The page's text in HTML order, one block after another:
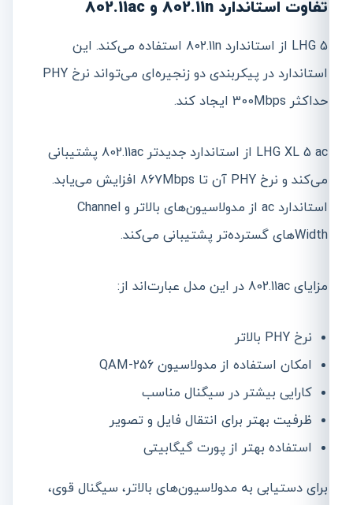
تفاوت استاندارد 802.11n و 802.11ac
LHG 5 از استاندارد 802.11n استفاده می‌کند. این
استاندارد در پیکربندی دو زنجیره‌ای می‌تواند نرخ PHY
حداکثر 300Mbps ایجاد کند.
LHG XL 5 ac از استاندارد جدیدتر 802.11ac پشتیبانی
می‌کند و نرخ PHY آن تا 867Mbps افزایش می‌یابد.
استاندارد ac از مدولاسیون‌های بالاتر و Channel
Widthهای گسترده‌تر پشتیبانی می‌کند.
مزایای 802.11ac در این مدل عبارت‌اند از:
نرخ PHY بالاتر
امکان استفاده از مدولاسیون 256-QAM
کارایی بیشتر در سیگنال مناسب
ظرفیت بهتر برای انتقال فایل و تصویر
استفاده بهتر از پورت گیگابیتی
برای دستیابی به مدولاسیون‌های بالاتر، سیگنال قوی،